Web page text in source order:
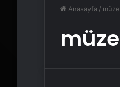
Anasayfa / müze
müze